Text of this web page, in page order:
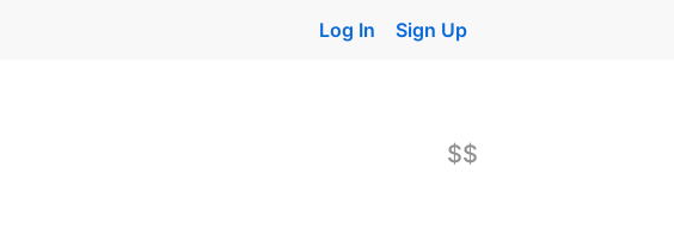
Log In Sign Up
$$